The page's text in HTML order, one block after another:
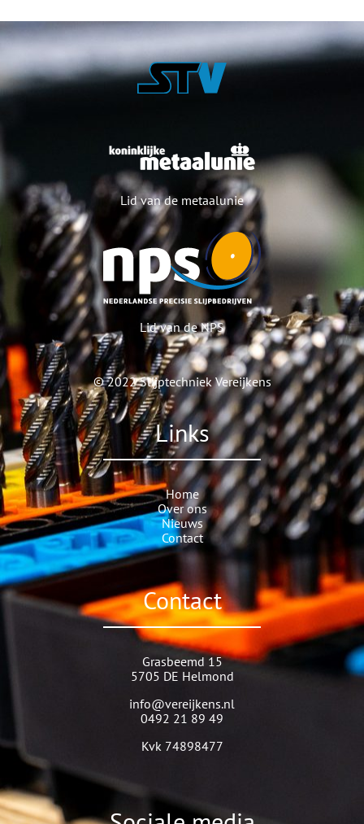
Lid van de metaalunie
Lid van de NPS
© 2022Slijptechniek Vereijkens
Links
Home
Over ons
Nieuws
Contact
Contact
Grasbeemd 15
5705 DE Helmond
info@vereijkens.nl
0492 21 89 49
Kvk 74898477